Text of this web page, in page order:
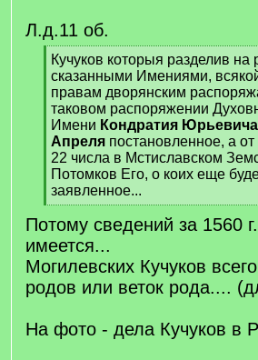
q
]
Л.д.11 об.
[
q
]
Кучуков которыя разделив на
сказанными Имениями,
правам дворянским
таковом распоряжении
Имени Кондратия
Апреля постановленное, а
22 числа в Мстиславском
Потомков Его, о коих еще
заявленное...
[
/
q
]
Потому сведений за 1560
имеется...
Могилевских Кучуков
родов или веток рода....
На фото - дела Кучуков в